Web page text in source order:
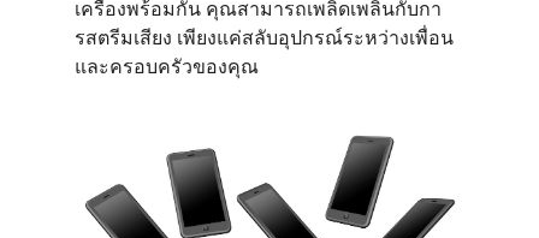
เครื่องพร้อมกัน คุณสามารถเพลิดเพลินกับกา
รสตรีมเสียง เพียงแค่สลับอุปกรณ์ระหว่างเพื่อน
และครอบครัวของคุณ